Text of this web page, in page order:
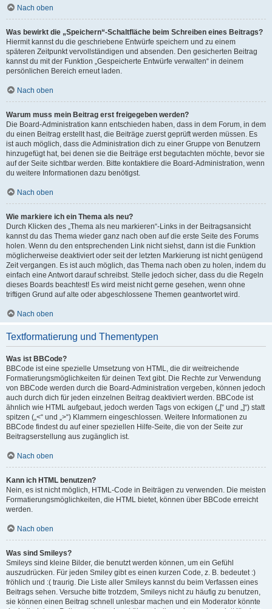
Nach oben
Was bewirkt die „Speichern“-Schaltfläche beim Schreiben eines Beitrags?
Hiermit kannst du die geschriebene Entwürfe speichern und zu einem
späteren Zeitpunkt vervollständigen und absenden. Den gesicherten Beitrag
kannst du mit der Funktion „Gespeicherte Entwürfe verwalten“ in deinem
persönlichen Bereich erneut laden.
Nach oben
Warum muss mein Beitrag erst freigegeben werden?
Die Board-Administration kann entschieden haben, dass in dem Forum, in dem
du einen Beitrag erstellt hast, die Beiträge zuerst geprüft werden müssen. Es
ist auch möglich, dass die Administration dich zu einer Gruppe von Benutzern
hinzugefügt hat, bei denen sie die Beiträge erst begutachten möchte, bevor sie
auf der Seite sichtbar werden. Bitte kontaktiere die Board-Administration, wenn
du weitere Informationen dazu benötigst.
Nach oben
Wie markiere ich ein Thema als neu?
Durch Klicken des „Thema als neu markieren“-Links in der Beitragsansicht
kannst du das Thema wieder ganz nach oben auf die erste Seite des Forums
holen. Wenn du den entsprechenden Link nicht siehst, dann ist die Funktion
möglicherweise deaktiviert oder seit der letzten Markierung ist nicht genügend
Zeit vergangen. Es ist auch möglich, das Thema nach oben zu holen, indem du
einfach eine Antwort darauf schreibst. Stelle jedoch sicher, dass du die Regeln
dieses Boards beachtest! Es wird meist nicht gerne gesehen, wenn ohne
triftigen Grund auf alte oder abgeschlossene Themen geantwortet wird.
Nach oben
Textformatierung und Thementypen
Was ist BBCode?
BBCode ist eine spezielle Umsetzung von HTML, die dir weitreichende
Formatierungsmöglichkeiten für deinen Text gibt. Die Rechte zur Verwendung
von BBCode werden durch die Board-Administration vergeben, können jedoch
auch durch dich für jeden einzelnen Beitrag deaktiviert werden. BBCode ist
ähnlich wie HTML aufgebaut, jedoch werden Tags von eckigen („[“ und „]“) statt
spitzen („<“ und „>“) Klammern eingeschlossen. Weitere Informationen zu
BBCode findest du auf einer speziellen Hilfe-Seite, die von der Seite zur
Beitragserstellung aus zugänglich ist.
Nach oben
Kann ich HTML benutzen?
Nein, es ist nicht möglich, HTML-Code in Beiträgen zu verwenden. Die meisten
Formatierungsmöglichkeiten, die HTML bietet, können über BBCode erreicht
werden.
Nach oben
Was sind Smileys?
Smileys sind kleine Bilder, die benutzt werden können, um ein Gefühl
auszudrücken. Für jeden Smiley gibt es einen kurzen Code, z. B. bedeutet :)
fröhlich und :( traurig. Die Liste aller Smileys kannst du beim Verfassen eines
Beitrags sehen. Versuche bitte trotzdem, Smileys nicht zu häufig zu benutzen,
sie können einen Beitrag schnell unlesbar machen und ein Moderator könnte